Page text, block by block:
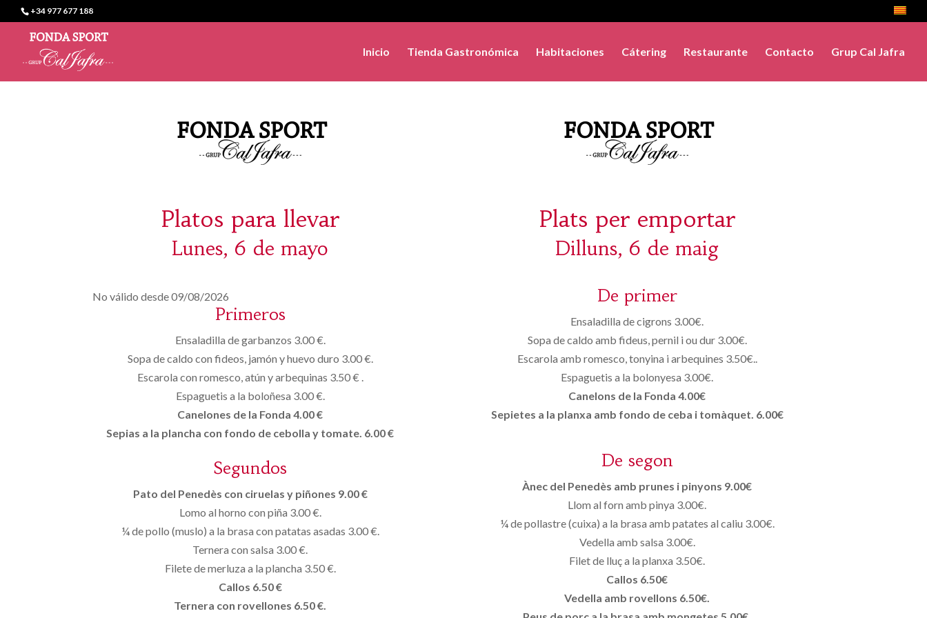
+34 977 677 188
Inicio Tienda Gastronómica Habitaciones Cátering Restaurante Contacto Grup Cal Jafra
Platos para llevar
Lunes, 6 de mayo
No válido desde 09/08/2026
Primeros
Ensaladilla de garbanzos 3.00 €.
Sopa de caldo con fideos, jamón y huevo duro 3.00 €.
Escarola con romesco, atún y arbequinas 3.50 € .
Espaguetis a la boloñesa 3.00 €.
Canelones de la Fonda 4.00 €
Sepias a la plancha con fondo de cebolla y tomate. 6.00 €
Segundos
Pato del Penedès con ciruelas y piñones 9.00 €
Lomo al horno con piña 3.00 €.
¼ de pollo (muslo) a la brasa con patatas asadas 3.00 €.
Ternera con salsa 3.00 €.
Filete de merluza a la plancha 3.50 €.
Callos 6.50 €
Ternera con rovellones 6.50 €.
Plats per emportar
Dilluns, 6 de maig
De primer
Ensaladilla de cigrons 3.00€.
Sopa de caldo amb fideus, pernil i ou dur 3.00€.
Escarola amb romesco, tonyina i arbequines 3.50€..
Espaguetis a la bolonyesa 3.00€.
Canelons de la Fonda 4.00€
Sepietes a la planxa amb fondo de ceba i tomàquet. 6.00€
De segon
Ànec del Penedès amb prunes i pinyons 9.00€
Llom al forn amb pinya 3.00€.
¼ de pollastre (cuixa) a la brasa amb patates al caliu 3.00€.
Vedella amb salsa 3.00€.
Filet de lluç a la planxa 3.50€.
Callos 6.50€
Vedella amb rovellons 6.50€.